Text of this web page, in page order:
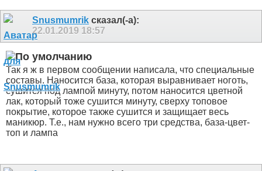
Snusmumrik сказал(-а):
22.01.2019 18:57
Так я ж в первом сообщении написала, что специальные
составы. Наносится база, которая выравнивает ноготь,
сушится под лампой минуту, потом наносится цветной
лак, который тоже сушится минуту, сверху топовое
покрытие, которое также сушится и защищает весь
маникюр. Т.е., нам нужно всего три средства, база-цвет-
топ и лампа